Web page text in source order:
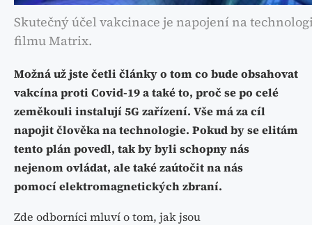
Skutečný účel vakcinace je napojení na
filmu Matrix.
Možná už jste četli články o tom co bude obsahovat
vakcína proti Covid-19 a také to, proč se po celé
zeměkouli instalují 5G zařízení. Vše má za cíl
napojit člověka na technologie. Pokud by se elitám
tento plán povedl, tak by byli schopny nás
nejenom ovládat, ale také zaútočit na nás
pomocí elektromagnetických zbraní.
Zde odborníci mluví o tom, jak jsou